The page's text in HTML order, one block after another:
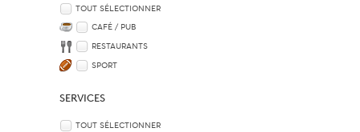
TOUT SÉLECTIONNER
CAFÉ / PUB
RESTAURANTS
SPORT
SERVICES
TOUT SÉLECTIONNER